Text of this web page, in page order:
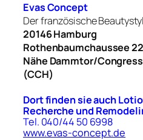
Evas Concept
Der französische
20146 Hamburg
Rothenbaumchaussee 22
Nähe Dammtor/
(CCH)
Dort finden sie auch
Recherche und
Tel. 040/44 50 6998
www.evas-concept.de